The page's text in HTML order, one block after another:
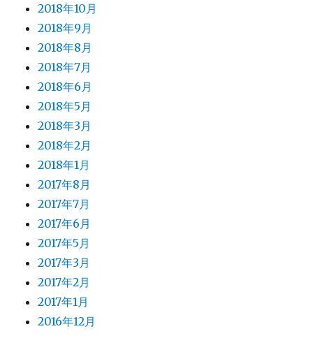
2018年10月
2018年9月
2018年8月
2018年7月
2018年6月
2018年5月
2018年3月
2018年2月
2018年1月
2017年8月
2017年7月
2017年6月
2017年5月
2017年3月
2017年2月
2017年1月
2016年12月